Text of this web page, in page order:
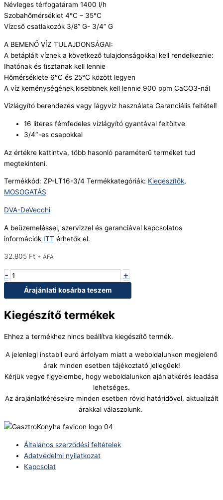
Névleges térfogatáram 1400 l/h
Szobahőmérséklet 4°C – 35°C
Vízcső csatlakozók 3/8” G- 3/4” G
A BEMENŐ VÍZ TULAJDONSÁGAI:
A betáplált víznek a következő tulajdonságokkal kell rendelkeznie:
Ihatónak és tisztanak kell lennie
Hőmérséklete 6°C és 25°C között legyen
A víz keménységének kisebbnek kell lennie 900 ppm CaCO3-nál
Vízlágyító berendezés vagy lágyvíz használata Garanciális feltétel!
16 literes fémfedeles vízlágyító gyantával feltöltve
3/4″-es csapokkal
Az értékre kattintva, több hasonló paraméterű terméket tud
megtekinteni.
Termékkód: ZP-LT16-3/4 Termékkategóriák: Kiegészítők,
MOSOGATÁS
DVA-DeVecchi
A beüzemeléssel, szervizzel és garanciával kapcsolatos
információk ITT érhetők el.
32.805 Ft + ÁFA
- +
Árajánlati kosárba teszem
Kiegészítő termékek
Ehhez a termékhez nincs beállítva kiegészítő termék.
A jelenlegi instabil euró árfolyam miatt a weboldalunkon megjelenő
árak minden esetben tájékoztató jellegűek!
Kérjük vegye figyelembe, hogy weboldalunkon ajánlatkérés leadása
lehetséges.
Az árajánlatkérésekre minden esetben rövid határidővel, aktualizált
árakkal válaszolunk.
Általános szerződési feltételek
Adatvédelmi nyilatkozat
Kapcsolat